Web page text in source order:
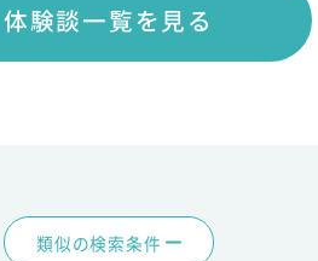
体験談一覧を見る
類似の検索条件